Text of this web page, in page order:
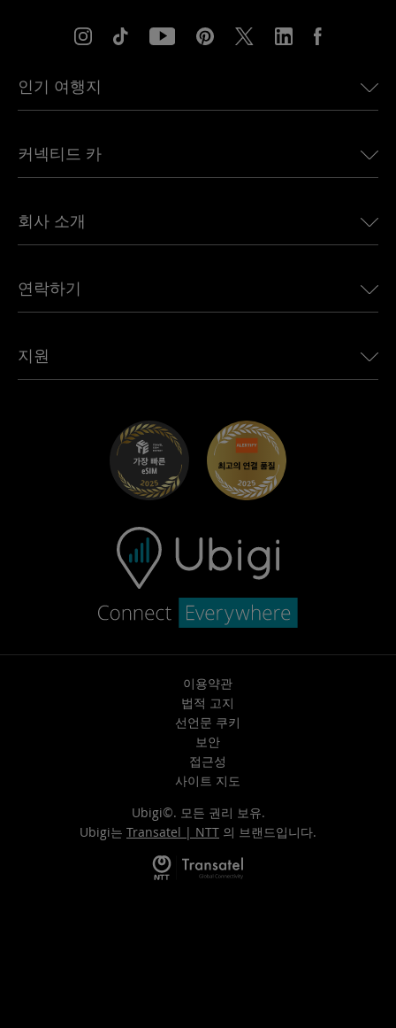
인기 여행지
유럽용 eSIM
캐나다용 eSIM
아프리카용 eSIM
모든 목적지 보기
커넥티드 카
Land Rover용 Ubigi
Jeep용 Ubigi
Mini용 Ubigi
Maserati용 Ubigi
회사 소개
언론에 소개된 Ubigi
Ubigi 앱
연락하기
제휴 프로그램
지원
이용약관
법적 고지
선언문 쿠키
보안
접근성
사이트 지도
Ubigi©. 모든 권리 보유.
Ubigi는 Transatel | NTT 의 브랜드입니다.